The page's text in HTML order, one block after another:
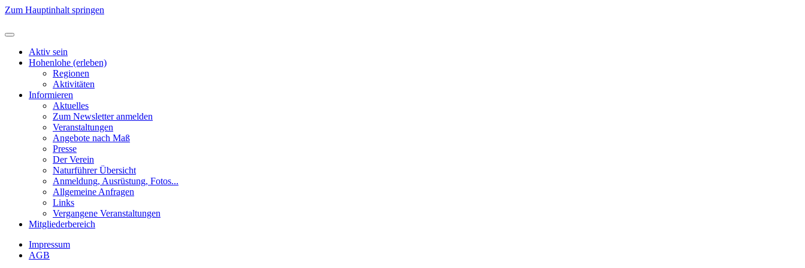
Zum Hauptinhalt springen
Aktiv sein
Hohenlohe (erleben)
Regionen
Aktivitäten
Informieren
Aktuelles
Zum Newsletter anmelden
Veranstaltungen
Angebote nach Maß
Presse
Der Verein
Naturführer Übersicht
Anmeldung, Ausrüstung, Fotos...
Allgemeine Anfragen
Links
Vergangene Veranstaltungen
Mitgliederbereich
Impressum
AGB